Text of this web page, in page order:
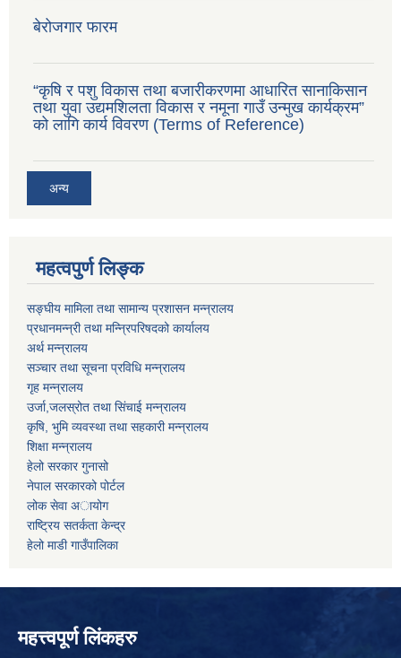
बेरोजगार फारम
“कृषि र पशु विकास तथा बजारीकरणमा आधारित सानाकिसान
तथा युवा उद्यमशिलता विकास र नमूना गाउँ उन्मुख कार्यक्रम”
को लागि कार्य विवरण (Terms of Reference)
अन्य
महत्वपुर्ण लिङ्क
सङ्घीय मामिला तथा सामान्य प्रशासन मन्न्रालय
प्रधानमन्न्री तथा मन्न्रिपरिषदको कार्यालय
अर्थ मन्न्रालय
सञ्चार तथा सूचना प्रविधि मन्न्रालय
गृह मन्न्रालय
उर्जा,जलस्रोत तथा सिंचाई मन्न्रालय
कृषि, भुमि व्यवस्था तथा सहकारी मन्न्रालय
शिक्षा मन्न्रालय
हेलो सरकार गुनासो
नेपाल सरकारको पोर्टल
लोक सेवा अायोग
राष्ट्रिय सतर्कता केन्द्र
हेलो माडी गाउँपालिका
महत्त्वपूर्ण लिंकहरु